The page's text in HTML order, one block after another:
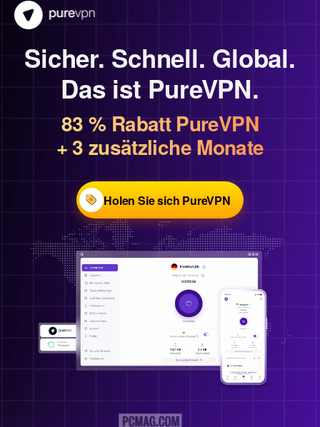
Sicher. Schnell. Global.
Das ist PureVPN.
83 % Rabatt PureVPN
+ 3 zusätzliche Monate
Holen Sie sich PureVPN